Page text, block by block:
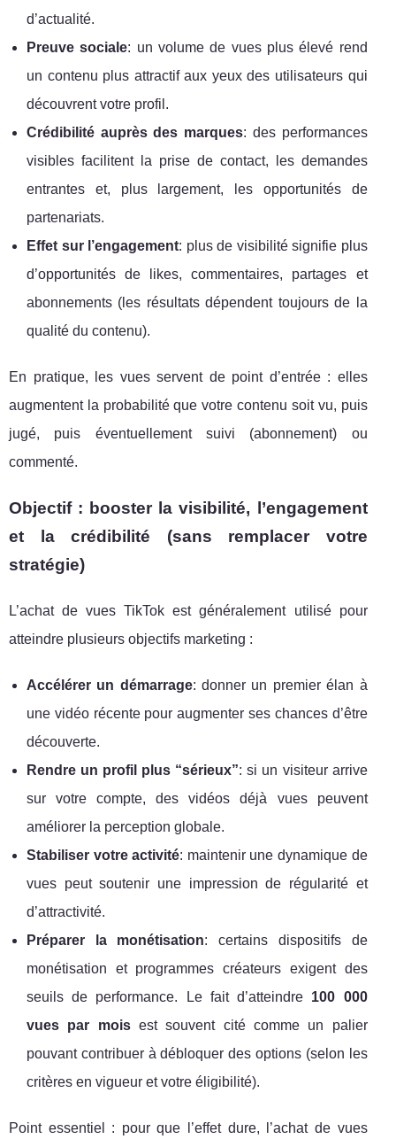
d’actualité.
Preuve sociale: un volume de vues plus élevé rend
un contenu plus attractif aux yeux des utilisateurs qui
découvrent votre profil.
Crédibilité auprès des marques: des performances
visibles facilitent la prise de contact, les demandes
entrantes et, plus largement, les opportunités de
partenariats.
Effet sur l’engagement: plus de visibilité signifie plus
d’opportunités de likes, commentaires, partages et
abonnements (les résultats dépendent toujours de la
qualité du contenu).
En pratique, les vues servent de point d’entrée : elles
augmentent la probabilité que votre contenu soit vu, puis
jugé, puis éventuellement suivi (abonnement) ou
commenté.
Objectif : booster la visibilité, l’engagement
et la crédibilité (sans remplacer votre
stratégie)
L’achat de vues TikTok est généralement utilisé pour
atteindre plusieurs objectifs marketing :
Accélérer un démarrage: donner un premier élan à
une vidéo récente pour augmenter ses chances d’être
découverte.
Rendre un profil plus “sérieux”: si un visiteur arrive
sur votre compte, des vidéos déjà vues peuvent
améliorer la perception globale.
Stabiliser votre activité: maintenir une dynamique de
vues peut soutenir une impression de régularité et
d’attractivité.
Préparer la monétisation: certains dispositifs de
monétisation et programmes créateurs exigent des
seuils de performance. Le fait d’atteindre 100 000
vues par moisest souvent cité comme un palier
pouvant contribuer à débloquer des options (selon les
critères en vigueur et votre éligibilité).
Point essentiel : pour que l’effet dure, l’achat de vues